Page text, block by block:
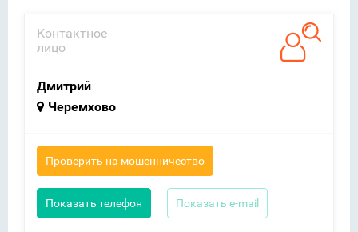
Контактное
лицо
Дмитрий
Черемхово
Проверить на мошенничество
Показать телефон Показать e-mail